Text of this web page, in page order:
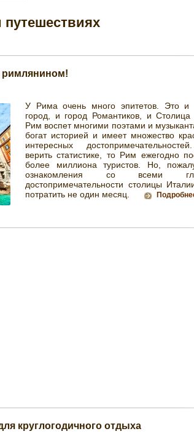
римлянином!
У Рима очень много эпитетов. Это и
город, и город Романтиков, и Столица
Рим воспет многими поэтами и
богат историей и имеет множество
интересных
верить статистике, то Рим ежегодно
более миллиона туристов. Но,
ознакомления со всеми
достопримечательности столицы
потратить не один месяц.
круглогодичного отдыха